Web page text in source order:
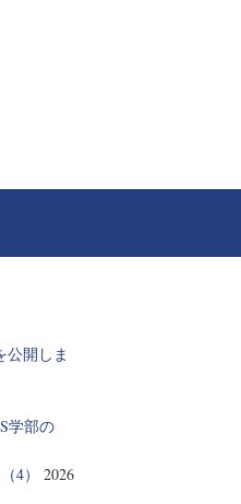
公開しま
学部の
4）
2026